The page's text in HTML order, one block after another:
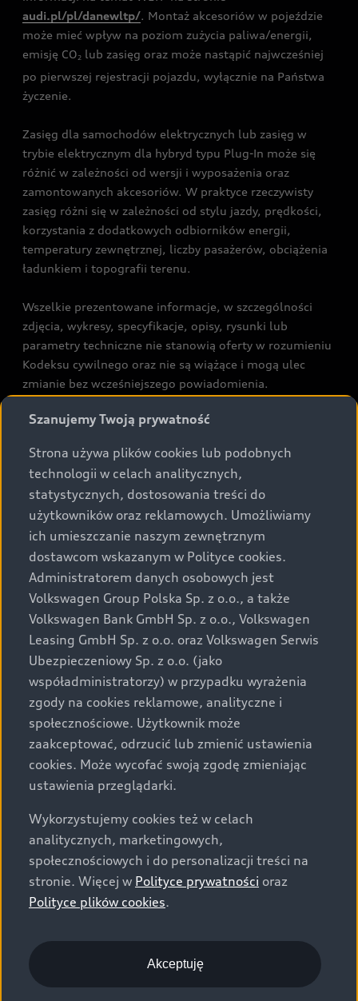
Szanujemy Twoją prywatność
Strona używa plików cookies lub podobnych
technologii w celach analitycznych,
statystycznych, dostosowania treści do
użytkowników oraz reklamowych. Umożliwiamy
ich umieszczanie naszym zewnętrznym
dostawcom wskazanym w Polityce cookies.
Administratorem danych osobowych jest
Volkswagen Group Polska Sp. z o.o., a także
Volkswagen Bank GmbH Sp. z o.o., Volkswagen
Leasing GmbH Sp. z o.o. oraz Volkswagen Serwis
Ubezpieczeniowy Sp. z o.o. (jako
współadministratorzy) w przypadku wyrażenia
zgody na cookies reklamowe, analityczne i
społecznościowe. Użytkownik może
zaakceptować, odrzucić lub zmienić ustawienia
cookies. Może wycofać swoją zgodę zmieniając
ustawienia przeglądarki.
Wykorzystujemy cookies też w celach
analitycznych, marketingowych,
społecznościowych i do personalizacji treści na
stronie. Więcej w Polityce prywatności oraz
Polityce plików cookies.
Akceptuję
audi.pl/pl/danewltp/. Montaż akcesoriów w pojeździe
może mieć wpływ na poziom zużycia paliwa/energii,
emisję CO2 lub zasięg oraz może nastąpić najwcześniej
po pierwszej rejestracji pojazdu, wyłącznie na Państwa
życzenie.
Zasięg dla samochodów elektrycznych lub zasięg w
trybie elektrycznym dla hybryd typu Plug-In może się
różnić w zależności od wersji i wyposażenia oraz
zamontowanych akcesoriów. W praktyce rzeczywisty
zasięg różni się w zależności od stylu jazdy, prędkości,
korzystania z dodatkowych odbiorników energii,
temperatury zewnętrznej, liczby pasażerów, obciążenia
ładunkiem i topografii terenu.
Wszelkie prezentowane informacje, w szczególności
zdjęcia, wykresy, specyfikacje, opisy, rysunki lub
parametry techniczne nie stanowią oferty w rozumieniu
Kodeksu cywilnego oraz nie są wiążące i mogą ulec
zmianie bez wcześniejszego powiadomienia.
rozumieniu art. 5561§2 Kodeksu cywilnego oraz art.
Podane kwoty są rekomendowane i obejmują podatek
VAT (23%), chyba że inaczej zaznaczono.
Audi zastrzega sobie możliwość wprowadzenia zmian w
prezentowanych wersjach. Przedstawione detale
wyposażenia mogą różnić się od specyfikacji
przewidzianej na rynek polski. Zamieszczone zdjęcia
mogą przedstawiać wyposażenie opcjonalne, dostępne
za dopłatą. Wiążące ustalenie ceny, wyposażenia i
specyfikacji pojazdu następują w umowie sprzedaży, a
określenie parametrów technicznych zawiera
świadectwo homologacji typu pojazdu. Zastrzegamy
sobie prawo do zmian i pomyłek. Wszelkie informacje
prezentowane na stronie są aktualne na dzień ich
zamieszczania. W celu uzyskania najnowszych
informacji prosimy kontaktować się z Partnerem Marki
Audi.
Wszystkie produkowane obecnie samochody marki Audi
są wykonywane z materiałów spełniających pod
względem możliwości odzysku i recyklingu wymagania
określone w normie ISO 22628 i są zgodne z
europejskimi świadectwami homologacji wydanymi wg
o.o. podlega obowiązkowi zapewnienia wszystkim
użytkownikom samochodów marki Volkswagen sieci
odbioru pojazdów po wycofaniu ich z eksploatacji,